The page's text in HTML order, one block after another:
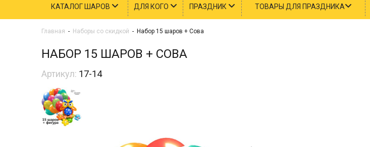
КАТАЛОГ ШАРОВ ДЛЯ КОГО ПРАЗДНИК ТОВАРЫ ДЛЯ ПРАЗДНИКА
Главная - Наборы со скидкой - Набор 15 шаров + Сова
НАБОР 15 ШАРОВ + СОВА
Артикул: 17-14